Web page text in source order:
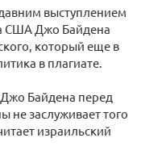
выступлением
США Джо Байдена
который еще в
в плагиате.
Байдена перед
не заслуживает того
израильский